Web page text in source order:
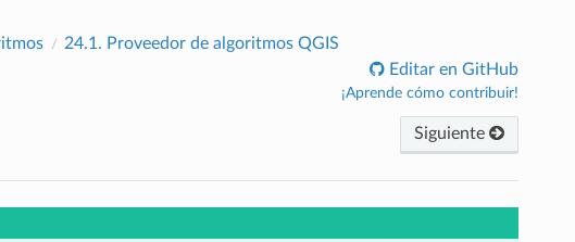
24.1. Proveedor de algoritmos QGIS
Editar en GitHub
¡Aprende cómo contribuir!
Siguiente